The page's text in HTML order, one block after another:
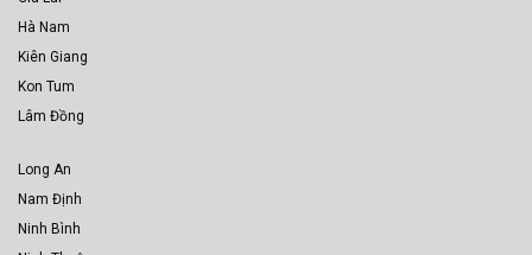
Hà Nam
Kiên Giang
Kon Tum
Lâm Đồng
Long An
Nam Định
Ninh Bình